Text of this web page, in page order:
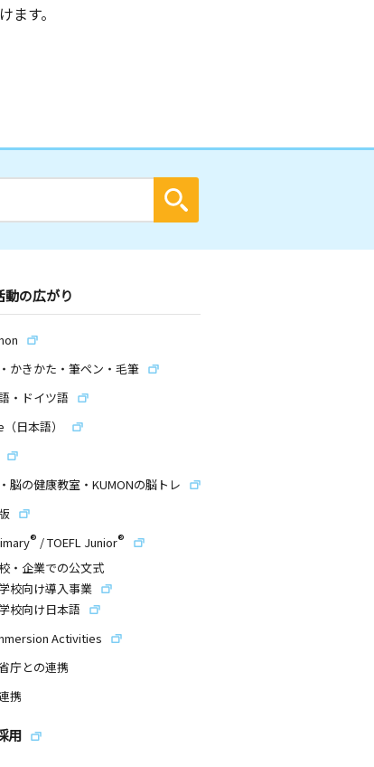
す。
動の広がり
かきかた・筆ペン・毛筆
・ドイツ語
日本語）
脳の健康教室・KUMONの脳トレ
® /TOEFL Junior®
・企業での公文式
校向け導入事業
校向け日本語
Activities
庁との連携
携
用